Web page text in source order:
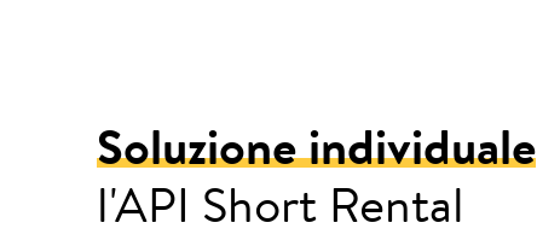
Soluzione individuale
l'API Short Rental